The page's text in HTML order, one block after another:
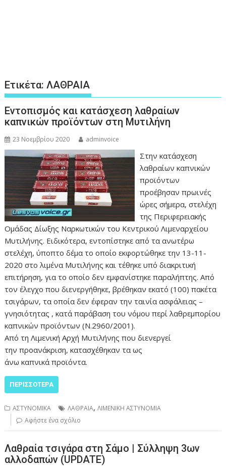
Ετικέτα:ΛΑΘΡΑΙΑ
Εντοπισμός και κατάσχεση λαθραίων
καπνικών προϊόντων στη Μυτιλήνη
23 Νοεμβρίου 2020 adminvoice
Στην κατάσχεση
λαθραίων καπνικών
προϊόντων
προέβησαν πρωινές
ώρες σήμερα, στελέχη
της Περιφερειακής
Ομάδας Δίωξης Ναρκωτικών του Κεντρικού Λιμεναρχείου
Μυτιλήνης. Ειδικότερα, εντοπίστηκε από τα ανωτέρω
στελέχη, ύποπτο δέμα το οποίο εκφορτώθηκε την 13-11-
2020 στο λιμένα Μυτιλήνης και τέθηκε υπό διακριτική
επιτήρηση, για το οποίο δεν εμφανίστηκε παραλήπτης. Από
τον έλεγχο που διενεργήθηκε, βρέθηκαν εκατό (100) πακέτα
τσιγάρων, τα οποία δεν έφεραν την ταινία ασφάλειας –
γνησιότητας , κατά παράβαση του νόμου περί λαθρεμπορίου
καπνικών προϊόντων (Ν.2960/2001).
Από τη Λιμενική Αρχή Μυτιλήνης που διενεργεί
την προανάκριση, κατασχέθηκαν τα ως
άνω καπνικά προϊόντα.
ΠΕΡΙΣΣΌΤΕΡΑ
ΑΣΤΥΝΟΜΙΚΑ ΛΑΘΡΑΙΑ,ΛΙΜΕΝΙΚΗ ΑΣΤΥΝΟΜΙΑ
Αφήστε ένα σχόλιο
Λαθραία τσιγάρα στη Σάμο | Σύλληψη 3ων
αλλοδαπών (UPDATE)